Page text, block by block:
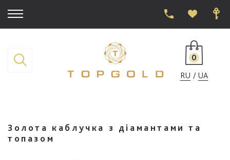
0
RU
UA
Золота каблучка з діамантами та
топазом